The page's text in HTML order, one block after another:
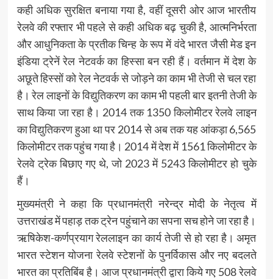
कही अधिक सुरक्षित बनाया गया है, वहीं दूसरी ओर आज भारतीय
रेलवे की रफ्तार भी पहले से कही अधिक बढ़ चुकी है, आत्मनिर्भरता
और आधुनिकता के प्रतीक चिन्ह के रूप में वंदे भारत जैसी मेड इन
इंडिया ट्रेनें रेल नेटवर्क का हिस्सा बन रही हैं। वर्तमान में देश के
अछूते हिस्सों को रेल नेटवर्क से जोड़ने का काम भी तेजी से चल रहा
है। रेल लाइनों के विद्युतिकरण का काम भी पहली बार इतनी तेजी के
साथ किया जा रहा है। 2014 तक 1350 किलोमीटर रेलवे लाइन
का विद्युतिकरण हुआ था पर 2014 से अब तक यह आंकड़ा 6,565
किलोमीटर तक पहुंच गया है। 2014 में देश में 1561 किलोमीटर के
रेलवे ट्रेक बिछाए गए थे, जो 2023 में 5243 किलोमीटर हो चुके
हैं।
मुख्यमंत्री ने कहा कि प्रधानमंत्री नरेन्द्र मोदी के नेतृत्व में
उत्तराखंड में पहाड़ तक ट्रेन पहुंचाने का सपना सच होने जा रहा है।
ऋषिकेश-कर्णप्रयाग रेललाइन का कार्य तेजी से हो रहा है। अमृत
भारत स्टेशन योजना रेलवे स्टेशनों के पुनर्विकास और नए बदलते
भारत का प्रतिबिंब है। आज प्रधानमंत्री द्वारा किये गए 508 रेलवे